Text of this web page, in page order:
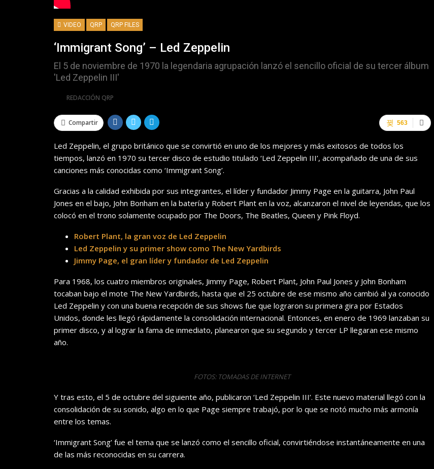
VIDEO QRP QRP FILES
‘Immigrant Song’ – Led Zeppelin
El 5 de noviembre de 1970 la legendaria agrupación lanzó el sencillo oficial de su tercer álbum
'Led Zeppelin III'
REDACCIÓN QRP
563
Compartir
Led Zeppelin, el grupo británico que se convirtió en uno de los mejores y más exitosos de todos los
tiempos, lanzó en 1970 su tercer disco de estudio titulado ‘Led Zeppelin III’, acompañado de una de sus
canciones más conocidas como ‘Immigrant Song’.
Gracias a la calidad exhibida por sus integrantes, el líder y fundador Jimmy Page en la guitarra, John Paul
Jones en el bajo, John Bonham en la batería y Robert Plant en la voz, alcanzaron el nivel de leyendas, que los
colocó en el trono solamente ocupado por The Doors, The Beatles, Queen y Pink Floyd.
Robert Plant, la gran voz de Led Zeppelin
Led Zeppelin y su primer show como The New Yardbirds
Jimmy Page, el gran líder y fundador de Led Zeppelin
Para 1968, los cuatro miembros originales, Jimmy Page, Robert Plant, John Paul Jones y John Bonham
tocaban bajo el mote The New Yardbirds, hasta que el 25 octubre de ese mismo año cambió al ya conocido
Led Zeppelin y con una buena recepción de sus shows fue que lograron su primera gira por Estados
Unidos, donde les llegó rápidamente la consolidación internacional. Entonces, en enero de 1969 lanzaban su
primer disco, y al lograr la fama de inmediato, planearon que su segundo y tercer LP llegaran ese mismo
año.
FOTOS: TOMADAS DE INTERNET
Y tras esto, el 5 de octubre del siguiente año, publicaron ‘Led Zeppelin III’. Este nuevo material llegó con la
consolidación de su sonido, algo en lo que Page siempre trabajó, por lo que se notó mucho más armonía
entre los temas.
‘Immigrant Song’ fue el tema que se lanzó como el sencillo oficial, convirtiéndose instantáneamente en una
de las más reconocidas en su carrera.